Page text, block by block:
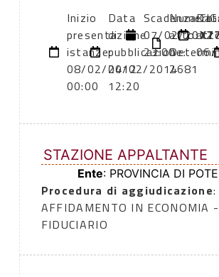
Inizio
presentazione
istanze:
08/02/2012
00:00
Data
di
pubblicazione:
04/02/2014
12:20
Scadenza:
07/02/2012
23:00
Numero
atto:
2681
STAZIONE APPALTANTE
Ente: PROVINCIA DI
Procedura di aggiudicazione
AFFIDAMENTO IN ECONOMIA
FIDUCIARIO